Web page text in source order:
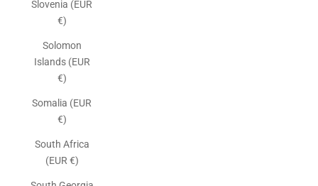
Slovenia (EUR
€)
Solomon
Islands (EUR
€)
Somalia (EUR
€)
South Africa
(EUR €)